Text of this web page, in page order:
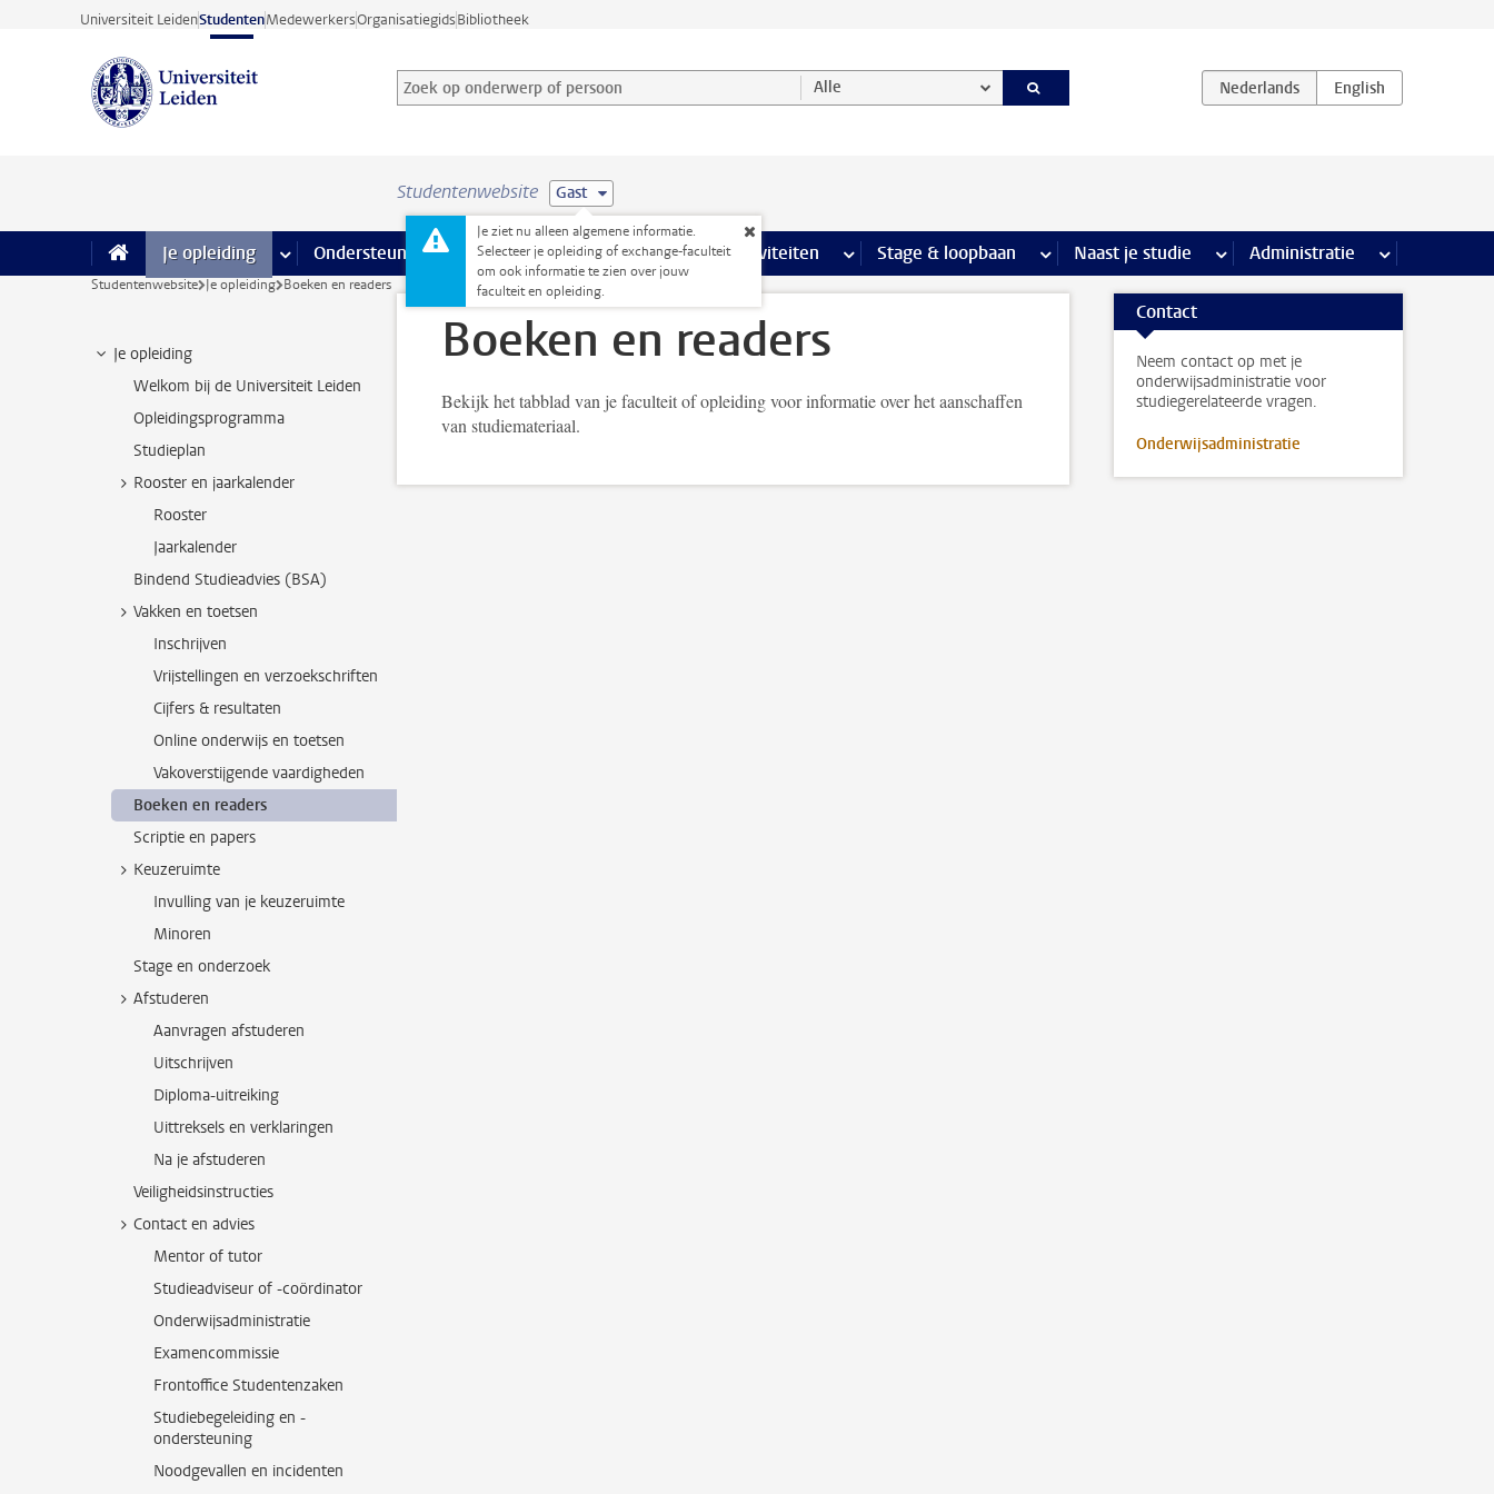
Ga direct naar de inhoud
Universiteit LeidenStudentenMedewerkersOrganisatiegidsBibliotheek
Zoek op onderwerp of persoon en selecteer categorie
Zoekterm Alle
Studentenwebsite Gast
Je ziet nu alleen algemene informatie.
Selecteer je opleiding of exchange-faculteit
om ook informatie te zien over jouw
faculteit en opleiding.
Je opleiding meer Je opleiding pagina’s
Ondersteuning meer Ondersteuning pagina’s
Faciliteiten meer Faciliteiten pagina’s
Extra studieactiviteiten meer Extra studieactiviteiten pagina’s
Stage & loopbaan meer Stage & loopbaan pagina’s
Naast je studie meer Naast je studie pagina’s
Administratie meer
Studentenwebsite Je opleiding Boeken en readers
Je opleiding
Welkom bij de Universiteit Leiden
Opleidingsprogramma
Studieplan
Rooster en jaarkalender
Rooster
Jaarkalender
Bindend Studieadvies (BSA)
Vakken en toetsen
Inschrijven
Vrijstellingen en verzoekschriften
Cijfers & resultaten
Online onderwijs en toetsen
Vakoverstijgende vaardigheden
Boeken en readers
Scriptie en papers
Keuzeruimte
Invulling van je keuzeruimte
Minoren
Stage en onderzoek
Afstuderen
Aanvragen afstuderen
Uitschrijven
Diploma-uitreiking
Uittreksels en verklaringen
Na je afstuderen
Veiligheidsinstructies
Contact en advies
Mentor of tutor
Studieadviseur of -coördinator
Onderwijsadministratie
Examencommissie
Frontoffice Studentenzaken
Studiebegeleiding en -
ondersteuning
Noodgevallen en incidenten
Boeken en readers
Bekijk het tabblad van je faculteit of opleiding voor informatie over het aanschaffen
van studiemateriaal.
Contact
Neem contact op met je
onderwijsadministratie voor
studiegerelateerde vragen.
Onderwijsadministratie